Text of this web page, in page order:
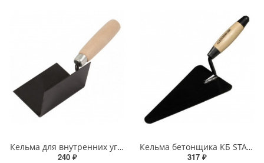
Кельма для внутренних углов (110*75*75 мм) с деревянной рукояткой
240 ₽
Кельма бетонщика КБ STAYER с деревянной усиленной рукояткой
317 ₽